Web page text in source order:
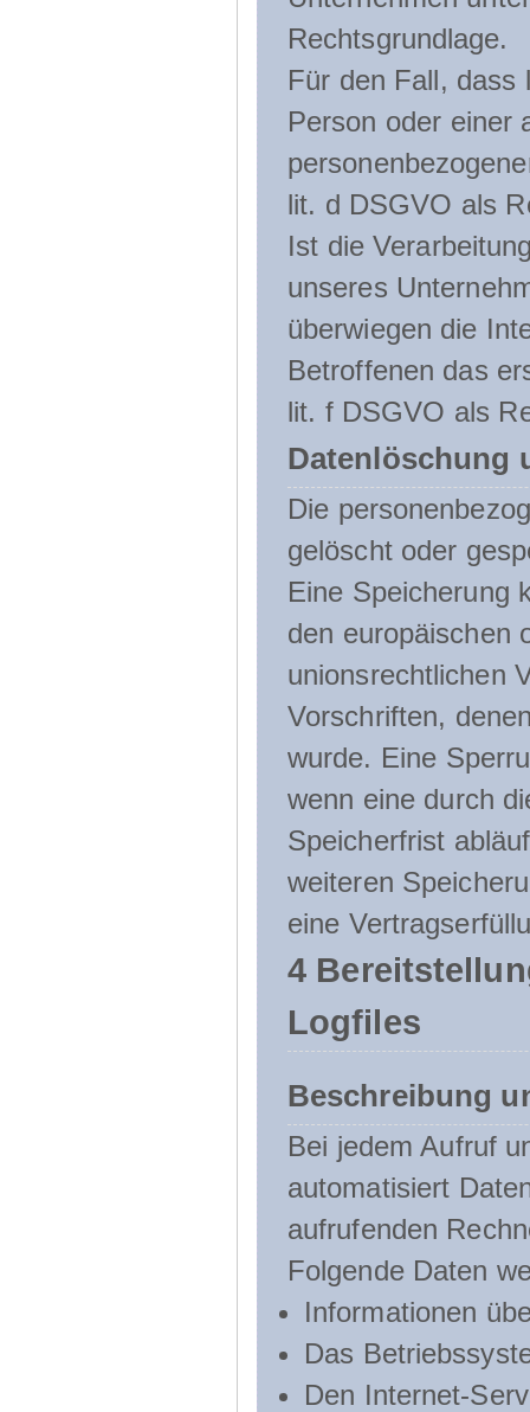
Rechtsgrundlage.
Für den Fall, dass
Person oder einer
lit. d DSGVO als
Ist die
unseres
überwiegen die
Betroffenen das
lit. f DSGVO als
Datenlöschung
Die
gelöscht oder
Eine Speicherung
den europäischen
unionsrechtlichen
Vorschriften,
wurde. Eine
wenn eine durch
Speicherfrist
weiteren
eine
4
Logfiles
Beschreibung
Bei jedem Aufruf
automatisiert
aufrufenden
Folgende Daten
Informationen
Das
Den Internet-